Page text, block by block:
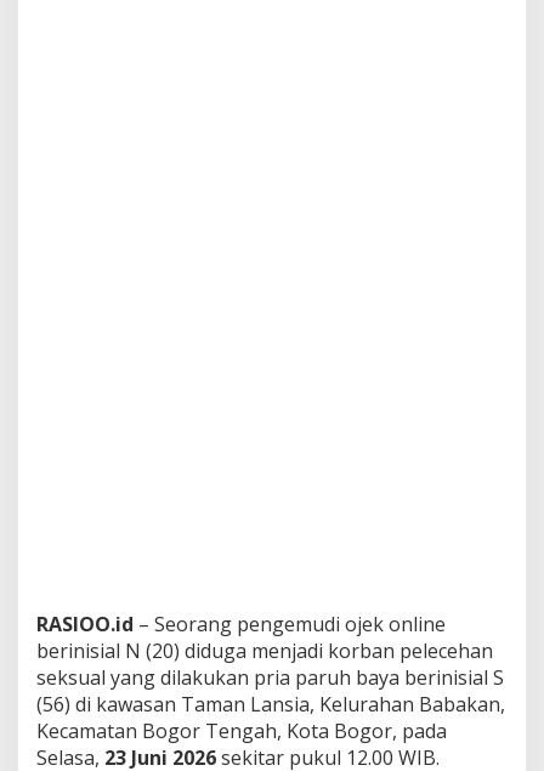
RASIOO.id – Seorang pengemudi ojek online
berinisial N (20) diduga menjadi korban pelecehan
seksual yang dilakukan pria paruh baya berinisial S
(56) di kawasan Taman Lansia, Kelurahan Babakan,
Kecamatan Bogor Tengah, Kota Bogor, pada
Selasa, 23 Juni 2026sekitar pukul 12.00 WIB.